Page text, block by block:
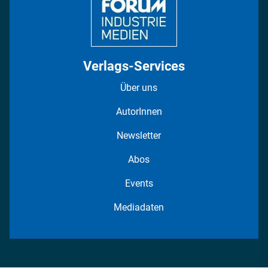
Verlags-Services
Über uns
AutorInnen
Newsletter
Abos
Events
Mediadaten